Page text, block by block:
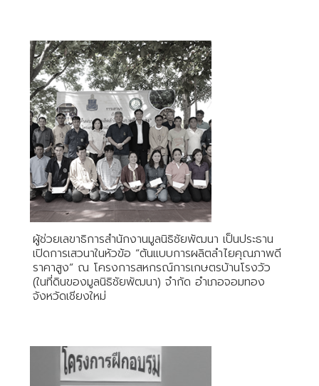
ผู้ช่วยเลขาธิการสำนักงานมูลนิธิชัยพัฒนา เป็นประธาน
เปิดการเสวนาในหัวข้อ “ต้นแบบการผลิตลำไยคุณภาพดี
ราคาสูง” ณ โครงการสหกรณ์การเกษตรบ้านโรงวัว
(ในที่ดินของมูลนิธิชัยพัฒนา) จำกัด อำเภอจอมทอง
จังหวัดเชียงใหม่